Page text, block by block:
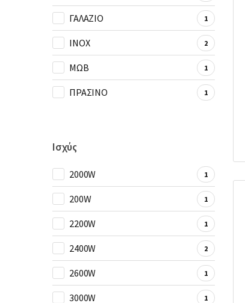
ΓΑΛΑΖΙΟ 1
ΙΝΟΧ 2
ΜΩΒ 1
ΠΡΑΣΙΝΟ 1
Ισχύς
2000W 1
200W 1
2200W 1
2400W 2
2600W 1
3000W 1